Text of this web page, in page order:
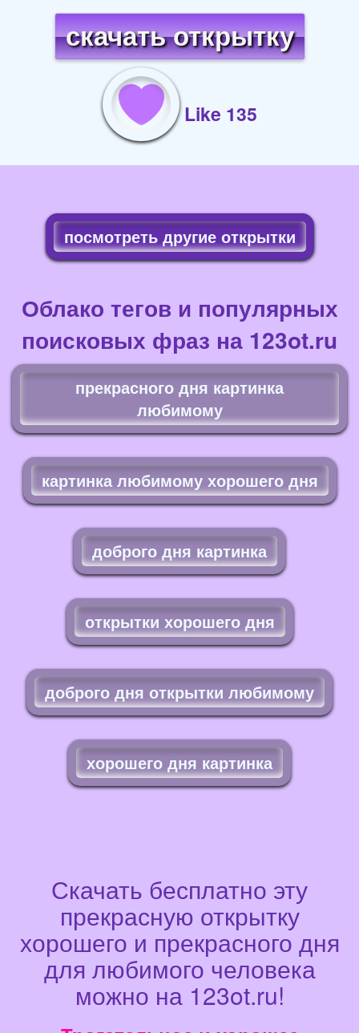
скачать открытку
Like 135
посмотреть другие открытки
Облако тегов и популярных
поисковых фраз на 123ot.ru
прекрасного дня картинка
любимому
картинка любимому хорошего дня
доброго дня картинка
открытки хорошего дня
доброго дня открытки любимому
хорошего дня картинка
Скачать бесплатно эту
прекрасную открытку
хорошего и прекрасного дня
для любимого человека
можно на 123ot.ru!